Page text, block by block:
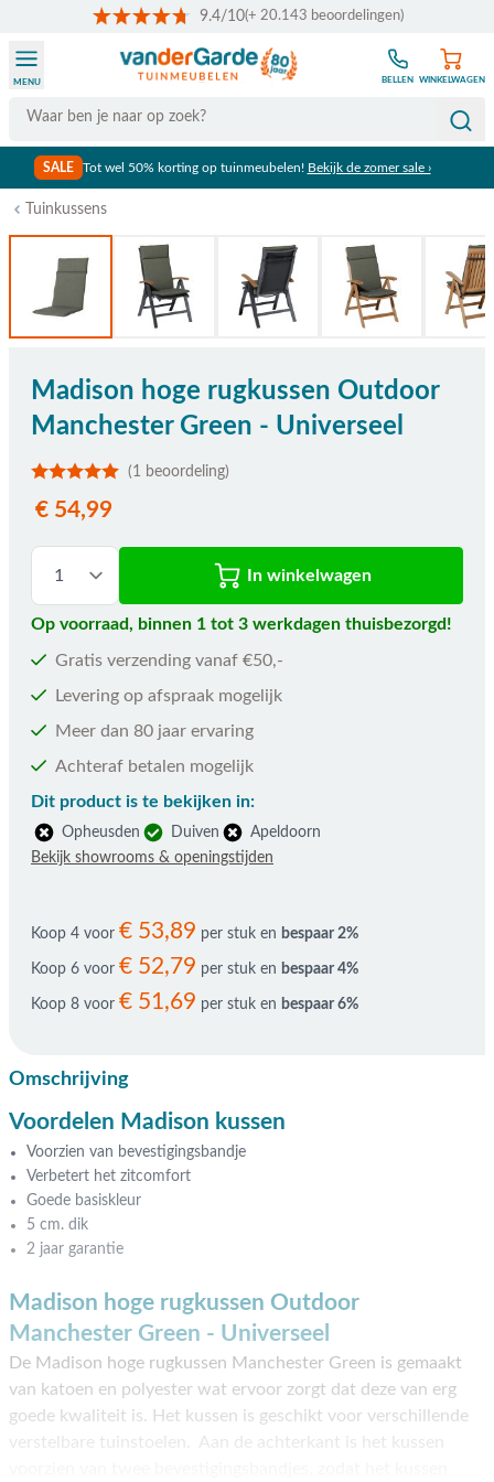
9.4/10(+ 20.143 beoordelingen)
Search
MENU BELLEN WINKELWAGEN
SALE Tot wel 50% korting op tuinmeubelen! Bekijk de zomer sale ›
Tuinkussens
Madison hoge rugkussen Outdoor
Manchester Green - Universeel
(1 beoordeling)
€ 54,99
In winkelwagen
Op voorraad, binnen 1 tot 3 werkdagen thuisbezorgd!
Gratis verzending vanaf €50,-
Levering op afspraak mogelijk
Meer dan 80 jaar ervaring
Achteraf betalen mogelijk
Dit product is te bekijken in:
Opheusden Duiven
Apeldoorn
Bekijk showrooms & openingstijden
Koop 4 voor € 53,89 per stuk en bespaar 2%
Koop 6 voor € 52,79 per stuk en bespaar 4%
Koop 8 voor € 51,69 per stuk en bespaar 6%
Omschrijving
Voordelen Madison kussen
Voorzien van bevestigingsbandje
Verbetert het zitcomfort
Goede basiskleur
5 cm. dik
2 jaar garantie
Madison hoge rugkussen Outdoor
Manchester Green - Universeel
De Madison hoge rugkussen Manchester Green is gemaakt
van katoen en polyester wat ervoor zorgt dat deze van erg
goede kwaliteit is. Het kussen is geschikt voor verschillende
verstelbare tuinstoelen. Aan de achterkant is het kussen